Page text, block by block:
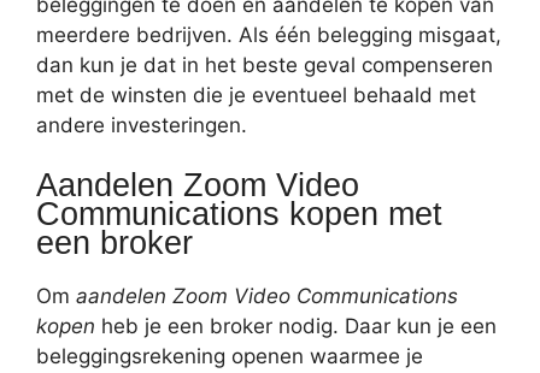
meerdere bedrijven. Als één belegging misgaat,
dan kun je dat in het beste geval compenseren
met de winsten die je eventueel behaald met
andere investeringen.
Aandelen Zoom Video
Communications kopen met
een broker
Om aandelen Zoom Video Communications
kopen heb je een broker nodig. Daar kun je een
beleggingsrekening openen waarmee je